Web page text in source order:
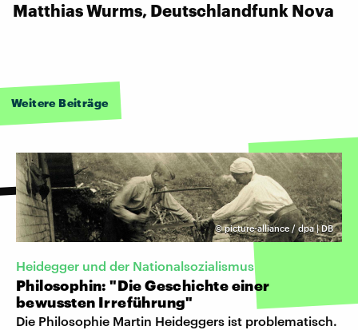
Matthias Wurms, Deutschlandfunk Nova
Weitere Beiträge
©picture-alliance / dpa | DB
Heidegger und der Nationalsozialismus
Philosophin: "Die Geschichte einer
bewussten Irreführung"
Die Philosophie Martin Heideggers ist problematisch.